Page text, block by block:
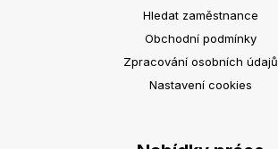
Hledat zaměstnance
Obchodní podmínky
Zpracování osobních údajů
Nastavení cookies